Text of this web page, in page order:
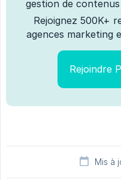
gestion de
Rejoignez 500K+
agences marketing
Rejoindre
Mis à